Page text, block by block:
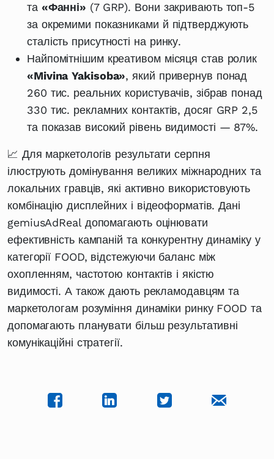
та «Фанні» (7 GRP). Вони закривають топ-5
за окремими показниками й підтверджують
сталість присутності на ринку.
Найпомітнішим креативом місяця став ролик
«Mivina Yakisoba», який привернув понад
260 тис. реальних користувачів, зібрав понад
330 тис. рекламних контактів, досяг GRP 2,5
та показав високий рівень видимості — 87%.
📈 Для маркетологів результати серпня
ілюструють домінування великих міжнародних та
локальних гравців, які активно використовують
комбінацію дисплейних і відеоформатів. Дані
gemiusAdReal допомагають оцінювати
ефективність кампаній та конкурентну динаміку у
категорії FOOD, відстежуючи баланс між
охопленням, частотою контактів і якістю
видимості. А також дають рекламодавцям та
маркетологам розуміння динаміки ринку FOOD та
допомагають планувати більш результативні
комунікаційні стратегії.